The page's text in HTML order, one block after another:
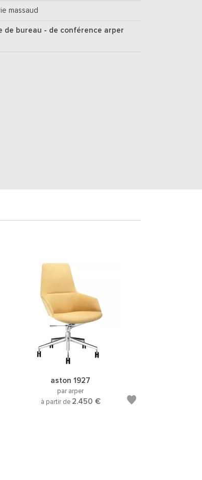
massaud
de bureau - de conférence arper
aston 1927
par arper
à partir de 2.450 €